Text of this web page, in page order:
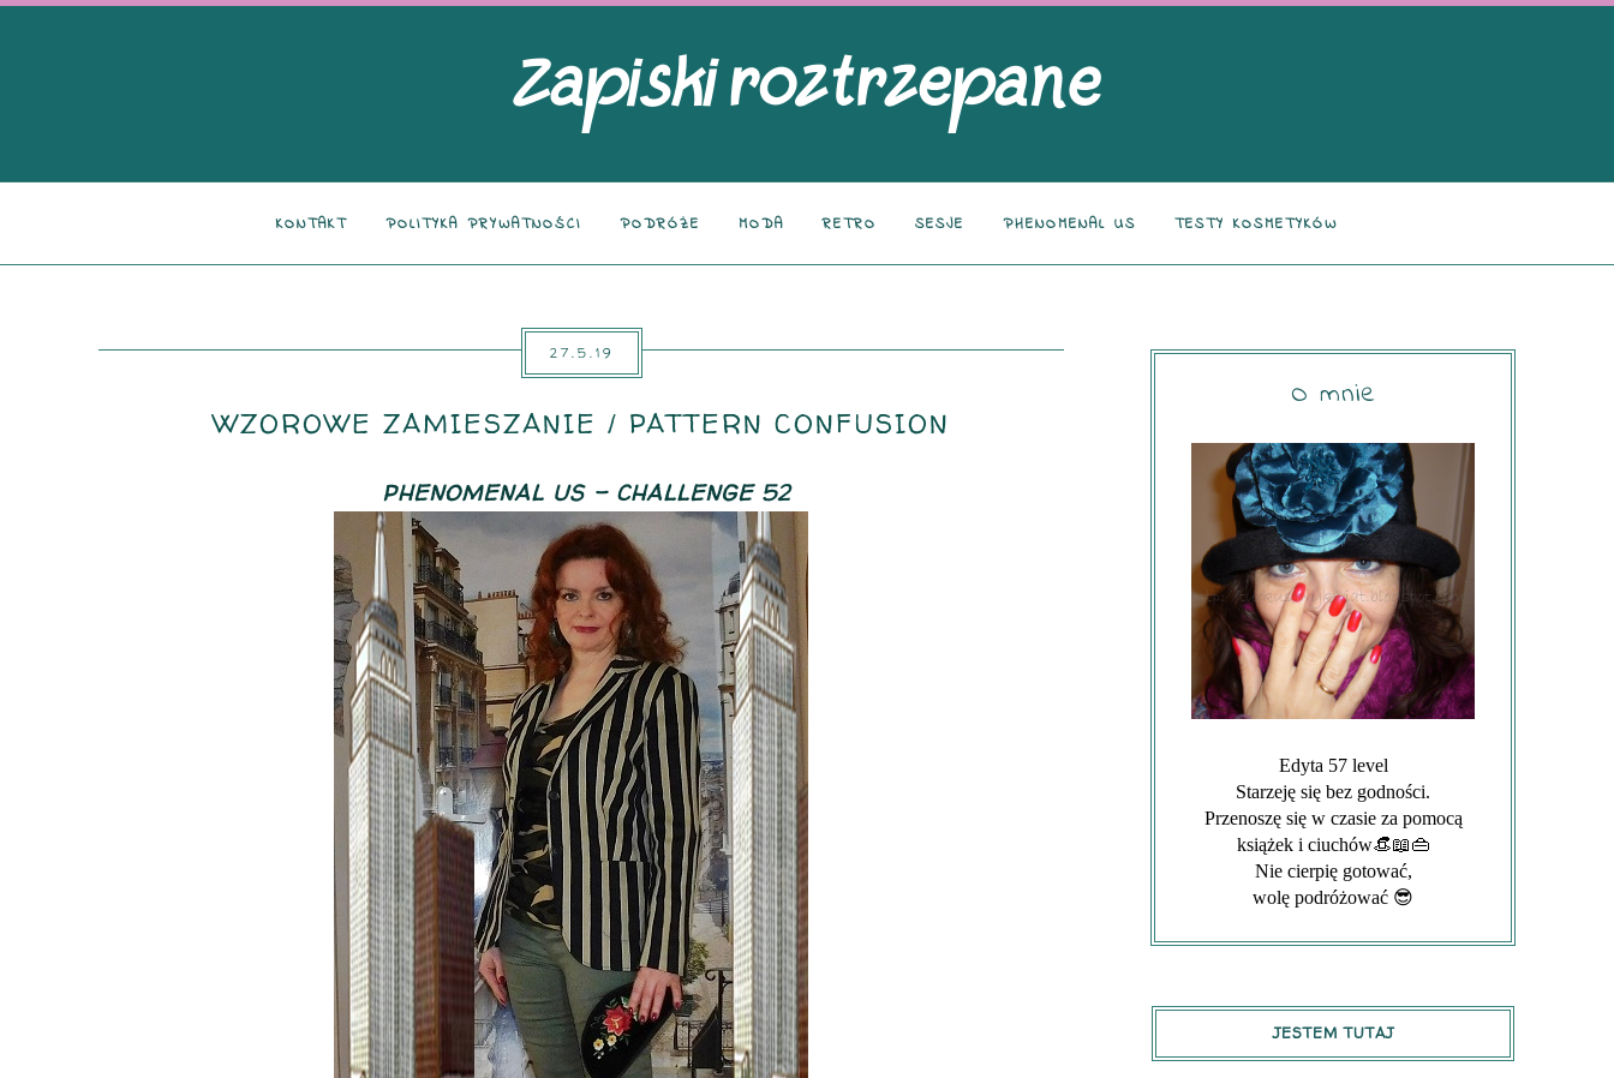
KONTAKT POLITYKA PRYWATNOŚCI PODRÓŻE MODA RETRO SESJE PHENOMENAL US TESTY KOSMETYKÓW
27.5.19
WZOROWE ZAMIESZANIE / PATTERN CONFUSION
PHENOMENAL US - CHALLENGE 52
O mnie
Edyta 57 level
Starzeję się bez godności.
Przenoszę się w czasie za pomocą
książek i ciuchów👒📖👜
Nie cierpię gotować,
wolę podróżować 😎
JESTEM TUTAJ